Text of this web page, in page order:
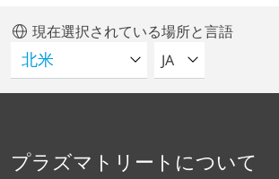
現在選択されている場所と言語
言語を選択してく
JA
プラズマトリートについて